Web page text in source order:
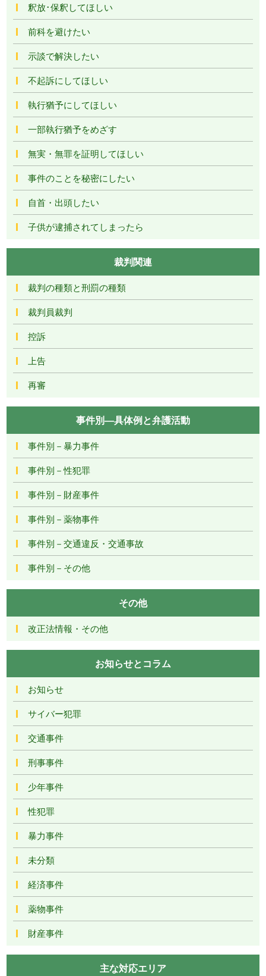
釈放･保釈してほしい
前科を避けたい
示談で解決したい
不起訴にしてほしい
執行猶予にしてほしい
一部執行猶予をめざす
無実・無罪を証明してほしい
事件のことを秘密にしたい
自首・出頭したい
子供が逮捕されてしまったら
裁判関連
裁判の種類と刑罰の種類
裁判員裁判
控訴
上告
再審
事件別―具体例と弁護活動
事件別－暴力事件
事件別－性犯罪
事件別－財産事件
事件別－薬物事件
事件別－交通違反・交通事故
事件別－その他
その他
改正法情報・その他
お知らせとコラム
お知らせ
サイバー犯罪
交通事件
刑事事件
少年事件
性犯罪
暴力事件
未分類
経済事件
薬物事件
財産事件
主な対応エリア